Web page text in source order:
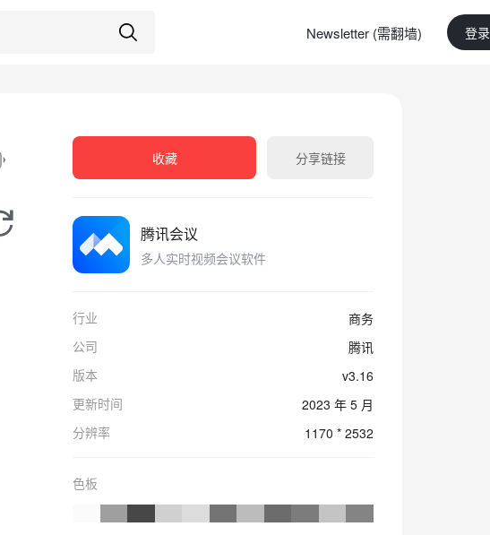
Newsletter (需翻墙) 登
收藏 分享链接
腾讯会议
多人实时视频会议软件
行业
商务
公司
腾讯
版本
v3.16
更新时间
2023 年 5 月
分辨率
1170 * 2532
色板